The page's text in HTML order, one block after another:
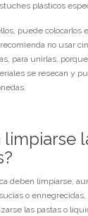
plásticos
puede colocarlos
no usar
para unirlas,
se resecan y
limpiarse
deben limpiarse,
o ennegrecidas,
las pastas o